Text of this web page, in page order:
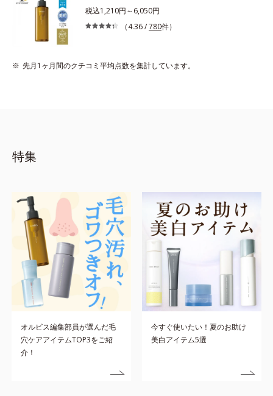
税込1,210円～6,050円
（4.36 /780件）
先月1ヶ月間のクチコミ平均点数を集計しています。
特集
オルビス編集部員が選んだ毛
穴ケアアイテムTOP3をご紹
介！
今すぐ使いたい！夏のお助け
美白アイテム5選